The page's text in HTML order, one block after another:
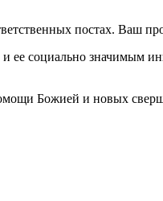
постах. Ваш
ее социально значимым
Божией и новых